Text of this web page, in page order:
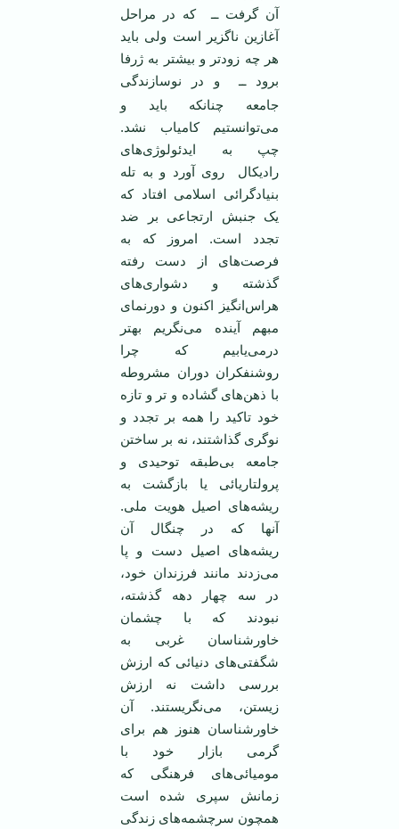
آن گرفت ــ که در مراحل
آغازين ناگزير است ولی بايد
هر چه زودتر و بيشتر به ژرفا
برود
ــ و در نوسازندگی
جامعه چنانکه بايد و
می‌توانستيم کامياب نشد.
چپ به ايدئولوژی‌های
راديکال روی آورد و به تله
بنيادگرائی اسلامی افتاد که
يک جنبش ارتجاعی بر ضد
تجدد است. امروز که به
فرصت‌های از دست رفته
گذشته و دشواری‌های
هراس‌انگيز اکنون و دورنمای
مبهم آينده می‌نگريم بهتر
درمی‌يابيم که چرا
روشنفکران دوران مشروطه
با ذهن‌های گشاده و تر و تازه
خود تاکيد را همه بر تجدد و
نوگری گذاشتند، نه بر ساختن
جامعه بی‌طبقه توحيدی و
پرولتاريائی يا بازگشت به
ريشه‌های اصيل هويت ملی.
آنها که در چنگال آن
ريشه‌های اصيل دست و پا
می‌زدند مانند فرزندان خود،
در سه چهار دهه گذشته،
نبودند که با چشمان
خاورشناسان غربی به
شگفتی‌های دنيائی که ارزش
بررسی داشت نه ارزش
زيستن، می‌نگريستند. آن
خاورشناسان هنوز هم برای
گرمی بازار خود با
موميائی‌های فرهنگی که
زمانش سپری شده است
همچون سرچشمه‌های زندگی